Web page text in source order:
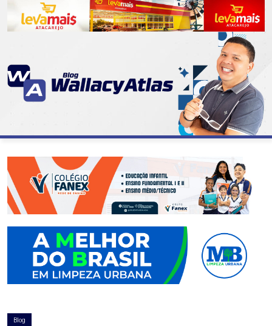
07
DE
ABASTECIMENTO
AÇÃO
SOCIAL
ADMINISTRAÇÃO
AGOSTO
Blog